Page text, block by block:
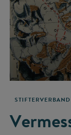
STIFTERVERBAND